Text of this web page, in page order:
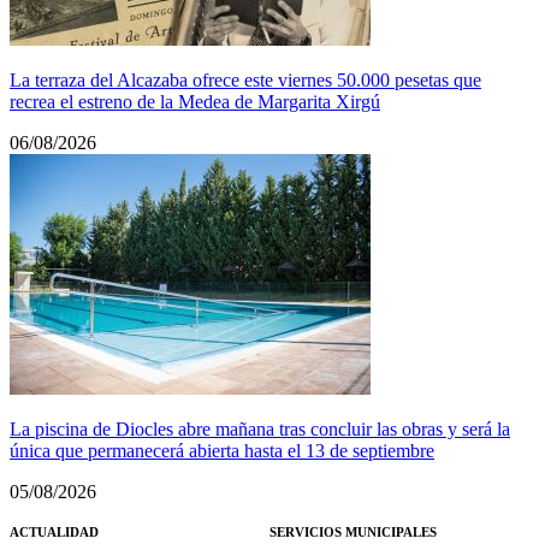
La terraza del Alcazaba ofrece este viernes 50.000 pesetas que
recrea el estreno de la Medea de Margarita Xirgú
06/08/2026
La piscina de Diocles abre mañana tras concluir las obras y será la
única que permanecerá abierta hasta el 13 de septiembre
05/08/2026
ACTUALIDAD SERVICIOS MUNICIPALES